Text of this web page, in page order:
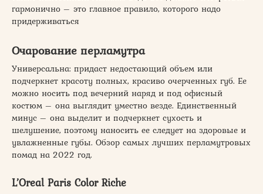
гармонично – это главное правило, которого надо
придерживаться
Очарование перламутра
Универсальна: придаст недостающий объем или
подчеркнет красоту полных, красиво очерченных губ. Ее
можно носить под вечерний наряд и под офисный
костюм – она выглядит уместно везде. Единственный
минус – она выделит и подчеркнет сухость и
шелушение, поэтому наносить ее следует на здоровые и
увлажненные губы. Обзор самых лучших перламутровых
помад на 2022 год.
L’Oreal Paris Color Riche